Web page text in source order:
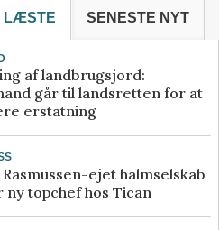
LÆSTE SENESTE NYT
af landbrugsjord:
går til landsretten for at
erstatning
ejet halmselskab
ny topchef hos Tican